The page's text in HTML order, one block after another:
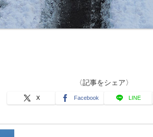
〈記事をシェア〉
X Facebook LINE